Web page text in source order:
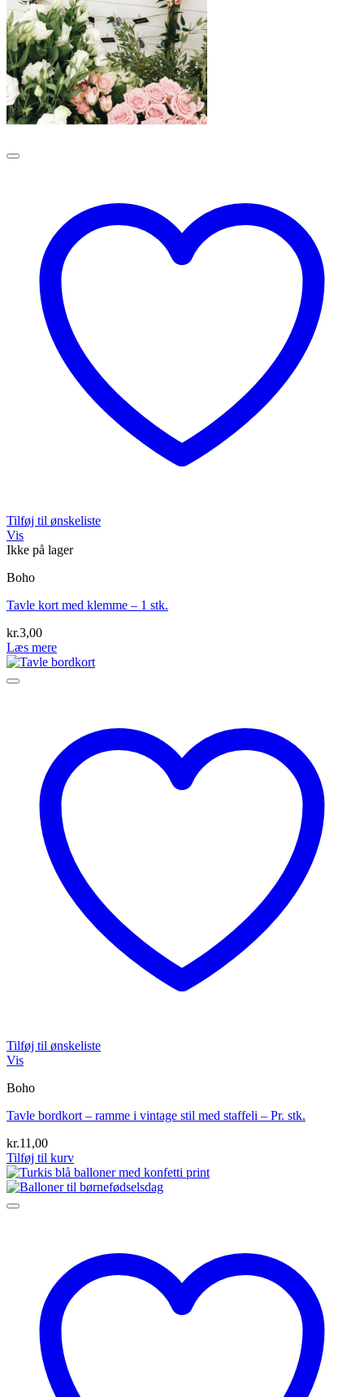
Tilføj til ønskeliste
Vis
Ikke på lager
Boho
Tavle kort med klemme – 1 stk.
kr.3,00
Læs mere
Tilføj til ønskeliste
Vis
Boho
Tavle bordkort – ramme i vintage stil med staffeli – Pr. stk.
kr.11,00
Tilføj til kurv